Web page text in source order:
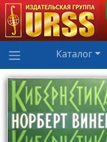
Каталог